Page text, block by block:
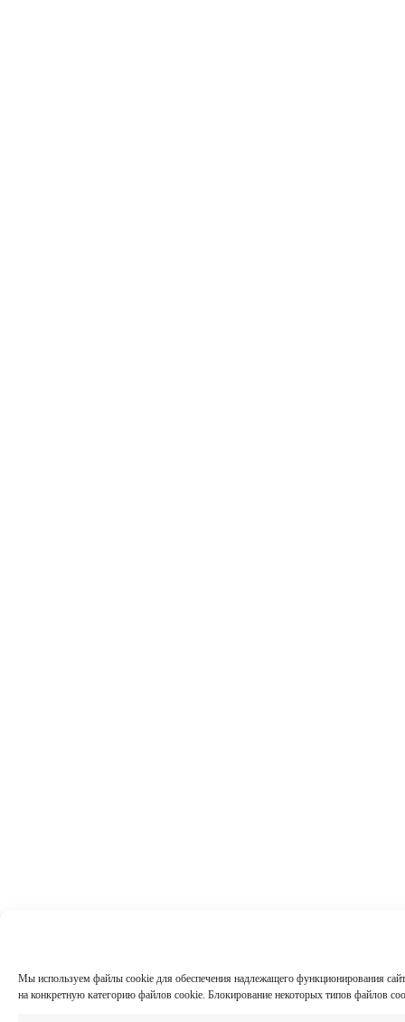
Мы используем файлы cookie для обеспечения надлежащего функционирования
на конкретную категорию файлов cookie. Блокирование некоторых типов файлов